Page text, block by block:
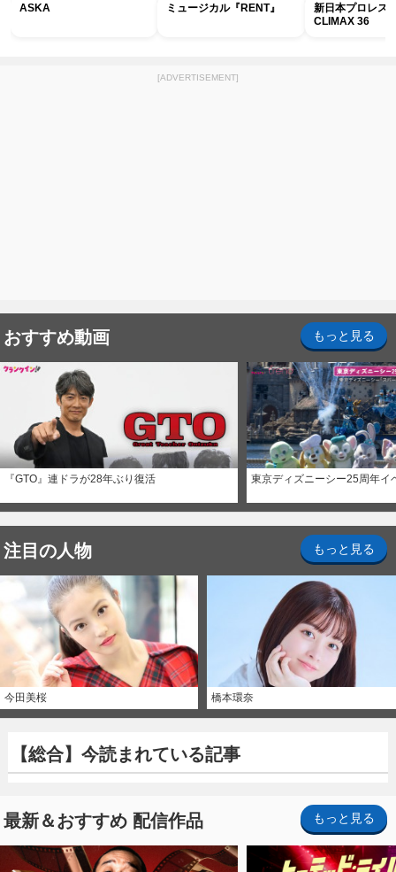
ASKA ミュージカル『RENT』
新日本プロレス
CLIMAX 36
[ADVERTISEMENT]
おすすめ動画 もっと見る
『GTO』連ドラが28年ぶり復活 東京ディズニーシー25周年イ
注目の人物 もっと見る
今田美桜 橋本環奈
【総合】今読まれている記事
最新＆おすすめ 配信作品 もっと見る